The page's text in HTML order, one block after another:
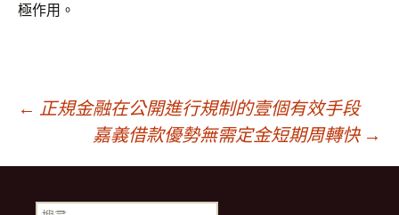
極作用。
文
章
← 正規金融在公開進行規制的壹個有效手段
嘉義借款優勢無需定金短期周轉快 →
搜